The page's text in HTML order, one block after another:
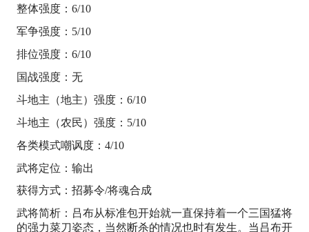
整体强度：6/10
军争强度：5/10
排位强度：6/10
国战强度：无
斗地主（地主）强度：6/10
斗地主（农民）强度：5/10
各类模式嘲讽度：4/10
武将定位：输出
获得方式：招募令/将魂合成
武将简析：吕布从标准包开始就一直保持着一个三国猛将
的强力菜刀姿态，当然断杀的情况也时有发生。当吕布开